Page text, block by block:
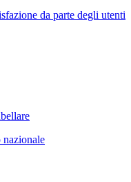
da parte degli utenti
nazionale